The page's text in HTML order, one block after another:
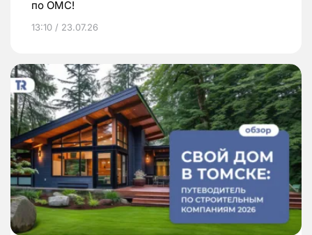
по ОМС!
13:10 / 23.07.26